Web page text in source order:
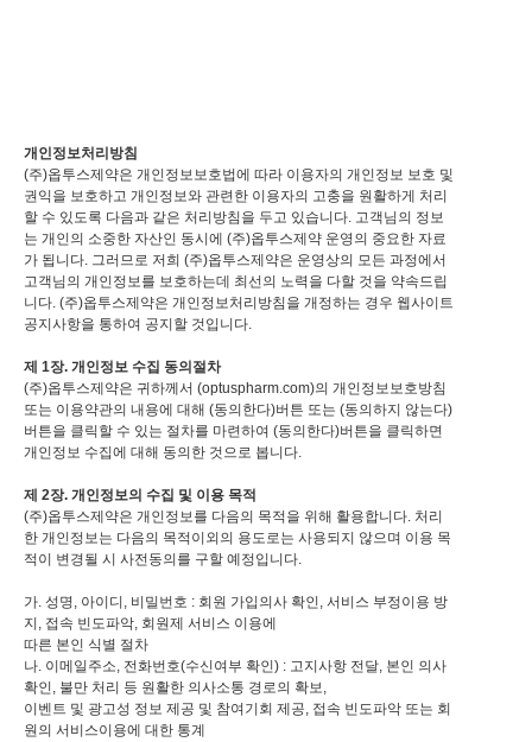
개인정보처리방침
(주)옵투스제약은 개인정보보호법에 따라 이용자의 개인정보 보호 및
권익을 보호하고 개인정보와 관련한 이용자의 고충을 원활하게 처리
할 수 있도록 다음과 같은 처리방침을 두고 있습니다. 고객님의 정보
는 개인의 소중한 자산인 동시에 (주)옵투스제약 운영의 중요한 자료
가 됩니다. 그러므로 저희 (주)옵투스제약은 운영상의 모든 과정에서
고객님의 개인정보를 보호하는데 최선의 노력을 다할 것을 약속드립
니다. (주)옵투스제약은 개인정보처리방침을 개정하는 경우 웹사이트
공지사항을 통하여 공지할 것입니다.
제 1장. 개인정보 수집 동의절차
(주)옵투스제약은 귀하께서 (optuspharm.com)의 개인정보보호방침
또는 이용약관의 내용에 대해 (동의한다)버튼 또는 (동의하지 않는다)
버튼을 클릭할 수 있는 절차를 마련하여 (동의한다)버튼을 클릭하면
개인정보 수집에 대해 동의한 것으로 봅니다.
제 2장. 개인정보의 수집 및 이용 목적
(주)옵투스제약은 개인정보를 다음의 목적을 위해 활용합니다. 처리
한 개인정보는 다음의 목적이외의 용도로는 사용되지 않으며 이용 목
적이 변경될 시 사전동의를 구할 예정입니다.
가. 성명, 아이디, 비밀번호 : 회원 가입의사 확인, 서비스 부정이용 방
지, 접속 빈도파악, 회원제 서비스 이용에
따른 본인 식별 절차
나. 이메일주소, 전화번호(수신여부 확인) : 고지사항 전달, 본인 의사
확인, 불만 처리 등 원활한 의사소통 경로의 확보,
이벤트 및 광고성 정보 제공 및 참여기회 제공, 접속 빈도파악 또는 회
원의 서비스이용에 대한 통계